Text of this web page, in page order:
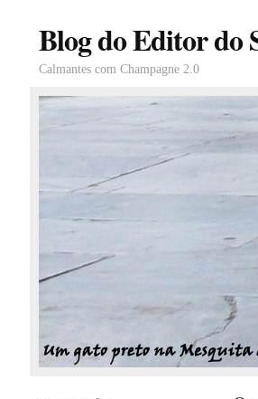
Blog do Editor do
Calmantes com Champagne 2.0